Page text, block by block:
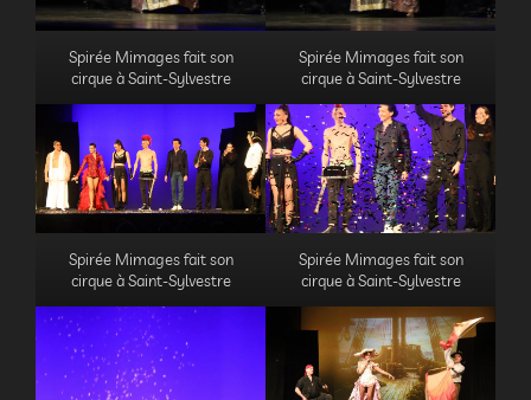
Spirée Mimages fait son
cirque à Saint-Sylvestre
Spirée Mimages fait son
cirque à Saint-Sylvestre
Spirée Mimages fait son
cirque à Saint-Sylvestre
Spirée Mimages fait son
cirque à Saint-Sylvestre